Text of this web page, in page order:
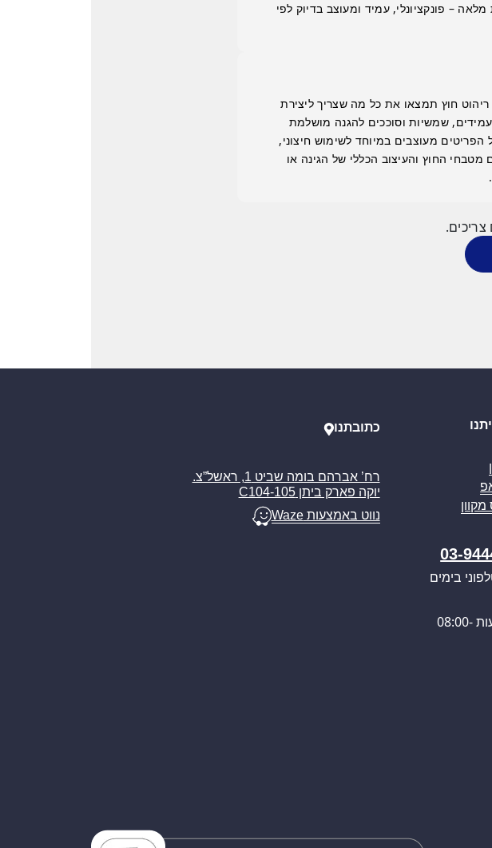
– פונקציונלי, עמיד ומעוצב בדיוק לפי
ריהוט חוץ תמצאו את כל מה שצריך ליצירת
שמשיות וסוככים להגנה מושלמת
מעוצבים במיוחד לשימוש חיצוני,
החוץ והעיצוב הכללי של הגינה או
03-
בימים
בין השעות 08:00-
כתובתנו
רח’ אברהם בומה שביט 1, ראשל”צ.
יוקה פארק ביתן C104-105
נווט באמצעות Waze